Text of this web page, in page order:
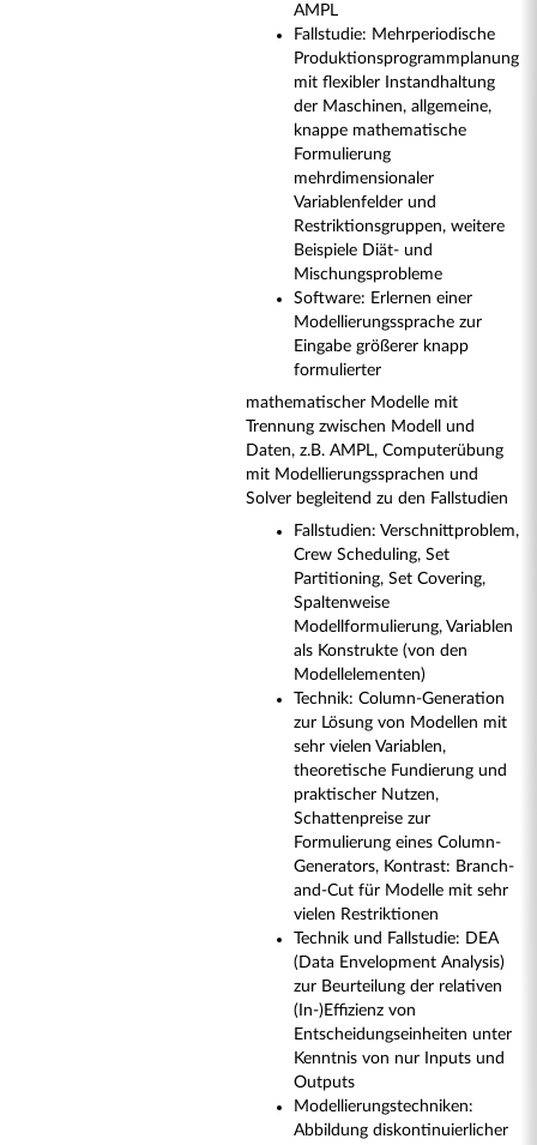
AMPL
Fallstudie: Mehrperiodische
Produktionsprogrammplanung
mit flexibler Instandhaltung
der Maschinen, allgemeine,
knappe mathematische
Formulierung
mehrdimensionaler
Variablenfelder und
Restriktionsgruppen, weitere
Beispiele Diät- und
Mischungsprobleme
Software: Erlernen einer
Modellierungssprache zur
Eingabe größerer knapp
formulierter
mathematischer Modelle mit
Trennung zwischen Modell und
Daten, z.B. AMPL, Computerübung
mit Modellierungssprachen und
Solver begleitend zu den Fallstudien
Fallstudien: Verschnittproblem,
Crew Scheduling, Set
Partitioning, Set Covering,
Spaltenweise
Modellformulierung, Variablen
als Konstrukte (von den
Modellelementen)
Technik: Column-Generation
zur Lösung von Modellen mit
sehr vielen Variablen,
theoretische Fundierung und
praktischer Nutzen,
Schattenpreise zur
Formulierung eines Column-
Generators, Kontrast: Branch-
and-Cut für Modelle mit sehr
vielen Restriktionen
Technik und Fallstudie: DEA
(Data Envelopment Analysis)
zur Beurteilung der relativen
(In-)Effizienz von
Entscheidungseinheiten unter
Kenntnis von nur Inputs und
Outputs
Modellierungstechniken:
Abbildung diskontinuierlicher